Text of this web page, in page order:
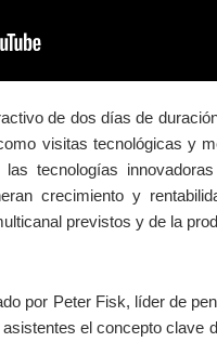
de dos días de
visitas tecnológicas y
tecnologías
crecimiento y
previstos y de la
por Peter Fisk, líder de
el concepto clave